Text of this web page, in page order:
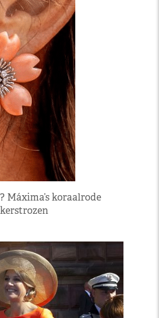
Máxima’s koraalrode
kerstrozen